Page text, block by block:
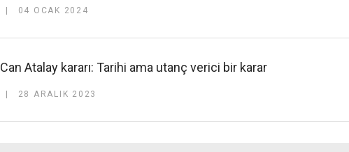
04 OCAK 2024
Can Atalay kararı: Tarihi ama utanç verici bir karar
28 ARALIK 2023